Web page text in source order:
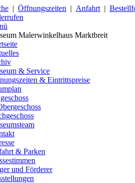
| Öffnungszeiten | Anfahrt |
Malerwinkelhaus Marktbreit
& Service
& Eintrittspreise
& Parken
und Förderer